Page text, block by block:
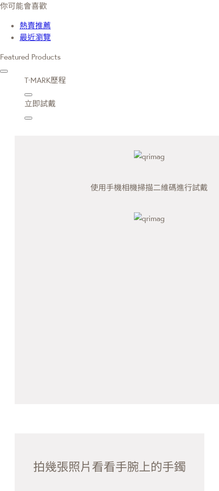
你可能會喜歡
熱賣推薦
最近瀏覽
Featured Products
T·MARK歷程
立即試戴
使用手機相機掃描二維碼進行試戴
拍幾張照片看看手腕上的手鐲